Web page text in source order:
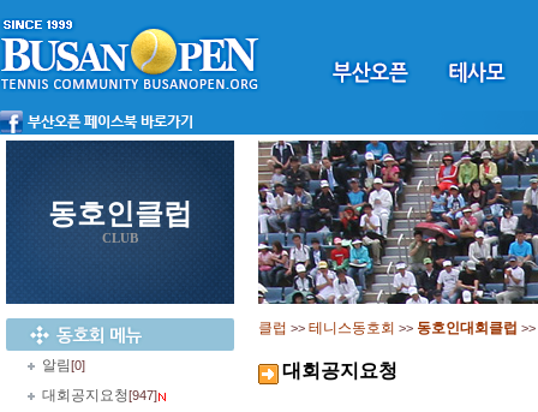
동호인클럽
CLUB
알림[0]
대회공지요청[947]
클럽 >> 테니스동호회 >> 동호인대회클럽 >>
대회공지요청